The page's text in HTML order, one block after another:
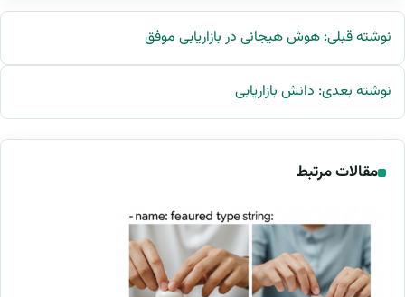
نوشته قبلی: هوش هیجانی در بازاریابی موفق
نوشته بعدی: دانش بازاریابی
مقالات مرتبط